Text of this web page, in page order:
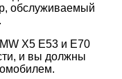
обслуживаемый
X5 E53 и E70
и вы должны